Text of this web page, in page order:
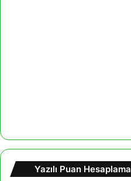
Yazılı Puan Hesaplama